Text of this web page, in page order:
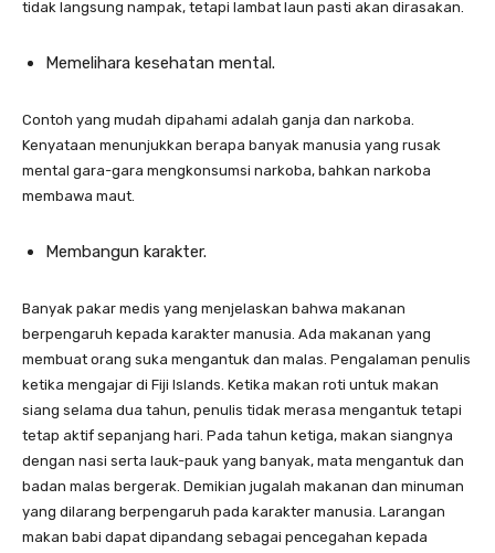
tidak langsung nampak, tetapi lambat laun pasti akan dirasakan.
Memelihara kesehatan mental.
Contoh yang mudah dipahami adalah ganja dan narkoba.
Kenyataan menunjukkan berapa banyak manusia yang rusak
mental gara-gara mengkonsumsi narkoba, bahkan narkoba
membawa maut.
Membangun karakter.
Banyak pakar medis yang menjelaskan bahwa makanan
berpengaruh kepada karakter manusia. Ada makanan yang
membuat orang suka mengantuk dan malas. Pengalaman penulis
ketika mengajar di Fiji Islands. Ketika makan roti untuk makan
siang selama dua tahun, penulis tidak merasa mengantuk tetapi
tetap aktif sepanjang hari. Pada tahun ketiga, makan siangnya
dengan nasi serta lauk-pauk yang banyak, mata mengantuk dan
badan malas bergerak. Demikian jugalah makanan dan minuman
yang dilarang berpengaruh pada karakter manusia. Larangan
makan babi dapat dipandang sebagai pencegahan kepada